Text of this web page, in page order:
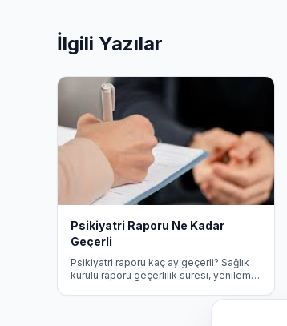
İlgili Yazılar
Psikiyatri Raporu Ne Kadar
Geçerli
Psikiyatri raporu kaç ay geçerli? Sağlık
kurulu raporu geçerlilik süresi, yenileme